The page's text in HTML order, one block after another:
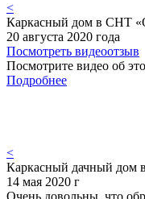
<
Каркасный дом в СНТ
20 августа 2020 года
Посмотреть видеоотзыв
Посмотрите видео об
Подробнее
<
Каркасный дачный дом
14 мая 2020 г